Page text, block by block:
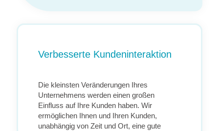
Verbesserte Kundeninteraktion
Die kleinsten Veränderungen Ihres
Unternehmens werden einen großen
Einfluss auf Ihre Kunden haben. Wir
ermöglichen Ihnen und Ihren Kunden,
unabhängig von Zeit und Ort, eine gute